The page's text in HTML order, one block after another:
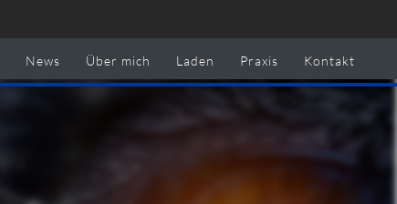
News Über mich Laden Praxis Kontakt